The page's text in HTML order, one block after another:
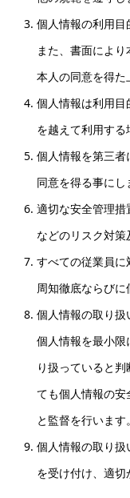
個人情報の利用目
また、書面によ
本人の同意を得た
個人情報は利用
を越えて利用する
個人情報を第三
同意を得る事にし
適切な安全管理
などのリスク対策
すべての従業員
周知徹底ならびに
個人情報の取り扱
個人情報を最小限
り扱っていると
ても個人情報の
と監督を行います。
個人情報の取り
を受け付け、適切